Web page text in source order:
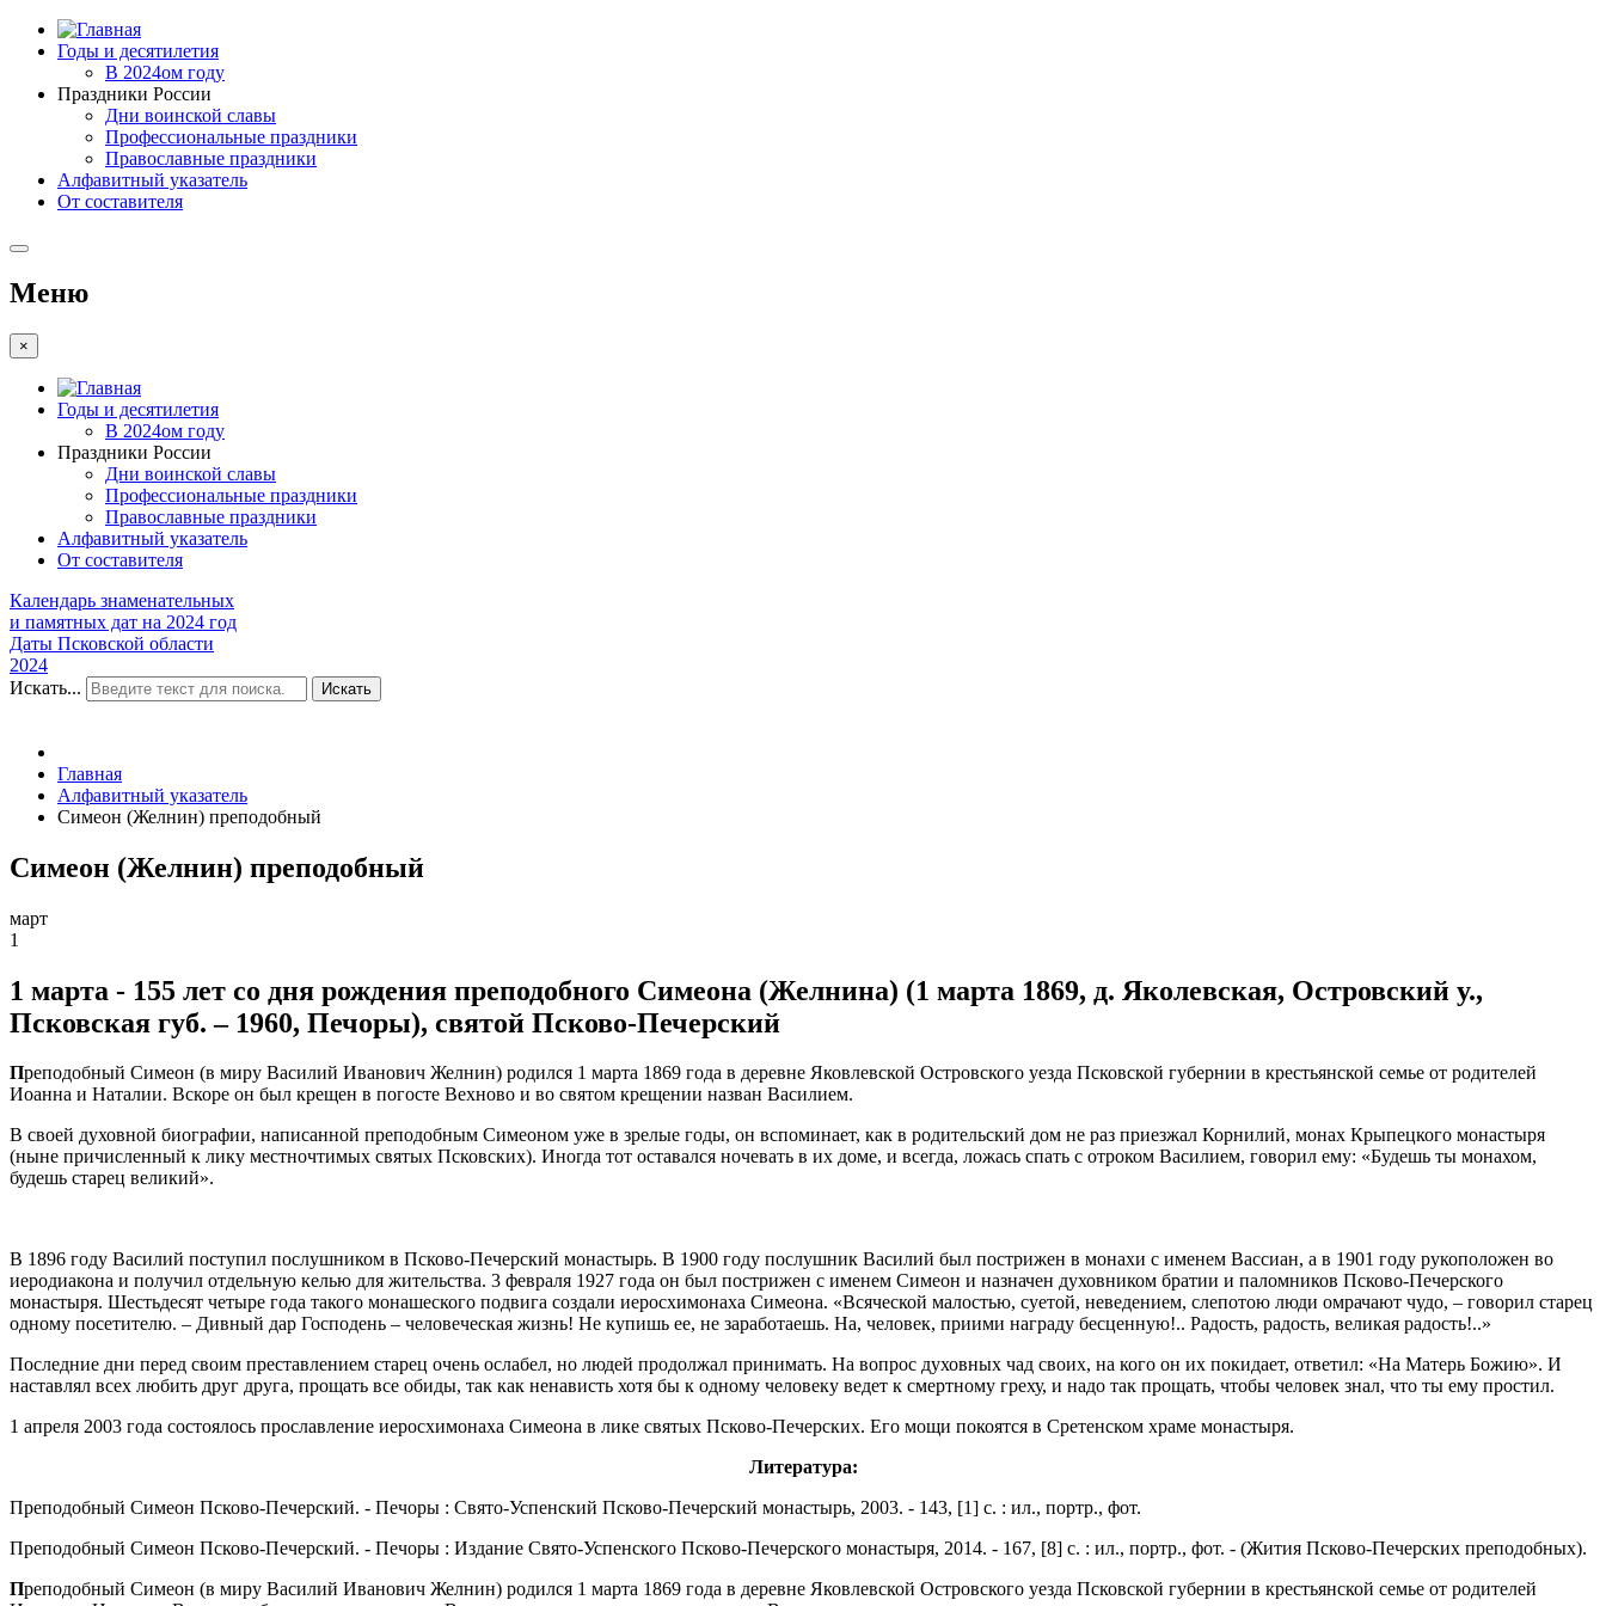
Годы и десятилетия
В 2024ом году
Праздники России
Дни воинской славы
Профессиональные праздники
Православные праздники
Алфавитный указатель
От составителя
Меню
×
Годы и десятилетия
В 2024ом году
Праздники России
Дни воинской славы
Профессиональные праздники
Православные праздники
Алфавитный указатель
От составителя
Календарь знаменательных
и памятных дат на 2024 год
Даты Псковской области
2024
Искать...
Искать
Главная
Алфавитный указатель
Симеон (Желнин) преподобный
Симеон (Желнин) преподобный
март
1
1 марта - 155 лет со дня рождения преподобного Симеона (Желнина) (1 марта 1869, д. Яколевская, Островский у.,
Псковская губ. – 1960, Печоры), святой Псково-Печерский
Преподобный Симеон (в миру Василий Иванович Желнин) родился 1 марта 1869 года в деревне Яковлевской Островского уезда Псковской губернии в крестьянской семье от родителей
Иоанна и Наталии. Вскоре он был крещен в погосте Вехново и во святом крещении назван Василием.
В своей духовной биографии, написанной преподобным Симеоном уже в зрелые годы, он вспоминает, как в родительский дом не раз приезжал Корнилий, монах Крыпецкого монастыря
(ныне причисленный к лику местночтимых святых Псковских). Иногда тот оставался ночевать в их доме, и всегда, ложась спать с отроком Василием, говорил ему: «Будешь ты монахом,
будешь старец великий».
В 1896 году Василий поступил послушником в Псково-Печерский монастырь. В 1900 году послушник Василий был пострижен в монахи с именем Вассиан, а в 1901 году рукоположен во
иеродиакона и получил отдельную келью для жительства. 3 февраля 1927 года он был пострижен с именем Симеон и назначен духовником братии и паломников Псково-Печерского
монастыря. Шестьдесят четыре года такого монашеского подвига создали иеросхимонаха Симеона. «Всяческой малостью, суетой, неведением, слепотою люди омрачают чудо, – говорил старец
одному посетителю. – Дивный дар Господень – человеческая жизнь! Не купишь ее, не заработаешь. На, человек, приими награду бесценную!.. Радость, радость, великая радость!..»
Последние дни перед своим преставлением старец очень ослабел, но людей продолжал принимать. На вопрос духовных чад своих, на кого он их покидает, ответил: «На Матерь Божию». И
наставлял всех любить друг друга, прощать все обиды, так как ненависть хотя бы к одному человеку ведет к смертному греху, и надо так прощать, чтобы человек знал, что ты ему простил.
1 апреля 2003 года состоялось прославление иеросхимонаха Симеона в лике святых Псково-Печерских. Его мощи покоятся в Сретенском храме монастыря.
Литература:
Преподобный Симеон Псково-Печерский. - Печоры : Свято-Успенский Псково-Печерский монастырь, 2003. - 143, [1] с. : ил., портр., фот.
Преподобный Симеон Псково-Печерский. - Печоры : Издание Свято-Успенского Псково-Печерского монастыря, 2014. - 167, [8] с. : ил., портр., фот. - (Жития Псково-Печерских преподобных).
Преподобный Симеон (в миру Василий Иванович Желнин) родился 1 марта 1869 года в деревне Яковлевской Островского уезда Псковской губернии в крестьянской семье от родителей